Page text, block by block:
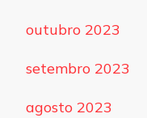
outubro 2023
setembro 2023
agosto 2023